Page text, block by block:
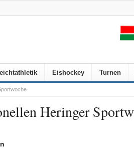
Eishockey Turnen
Heringer